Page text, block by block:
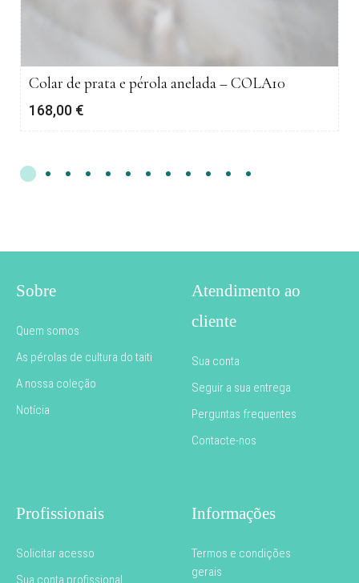
Colar de prata e pérola anelada – COLA10
168,00 €
Sobre
Quem somos
As pérolas de cultura do taiti
A nossa coleção
Notícia
Atendimento ao
cliente
Sua conta
Seguir a sua entrega
Perguntas frequentes
Contacte-nos
Profissionais
Solicitar acesso
Sua conta profissional
Informações
Termos e condições
gerais